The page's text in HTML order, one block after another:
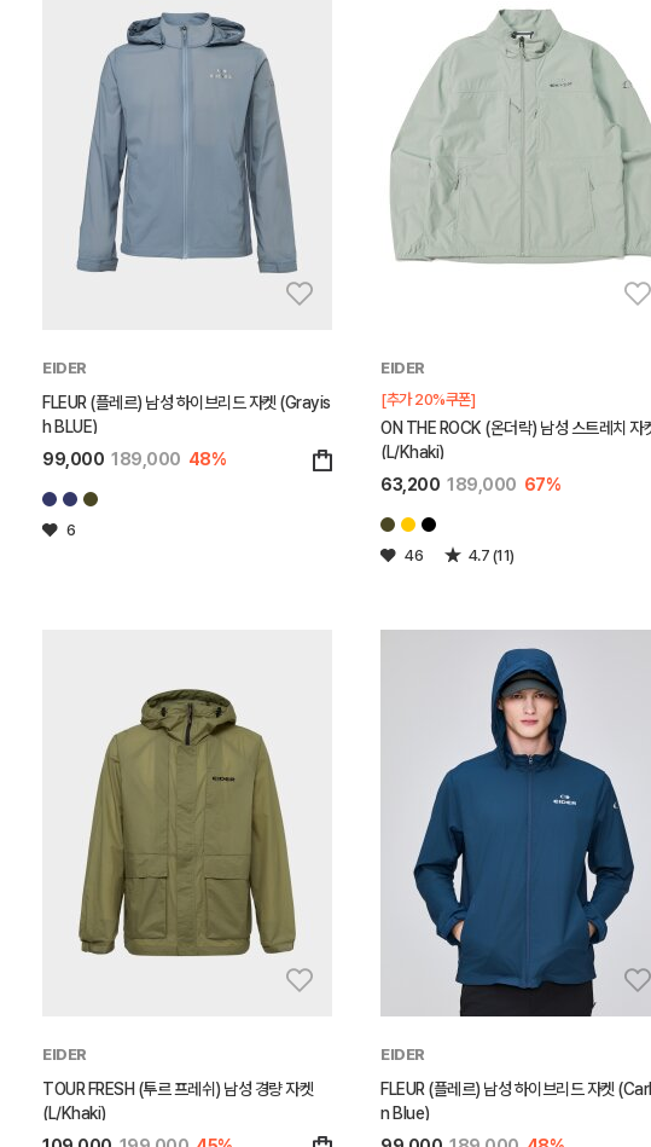
EIDER
FLEUR (플레르) 남성 하이브리드 자켓 (Grayis
h BLUE)
99,000 189,000 48%
6
EIDER
[추가 20%쿠폰]
ON THE ROCK (온더락) 남성 스트레치 자
(L/Khaki)
63,200 189,000 67%
46 4.7 (11)
EIDER
TOUR FRESH (투르 프레쉬) 남성 경량 자켓
(L/Khaki)
EIDER
FLEUR (플레르) 남성 하이브리드 자켓
n Blue)